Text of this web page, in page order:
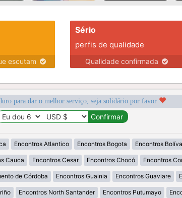
escutam
Sério
perfis de qualidade
Qualidade confirmada
para dar o melhor serviço, seja solidário por favor
Encontros Atlantico Encontros Bogota Encontros
Cauca Encontros Cesar Encontros Chocó Encontros
de Córdoba Encontros Guainia Encontros Guaviare
Encontros North Santander Encontros Putumayo